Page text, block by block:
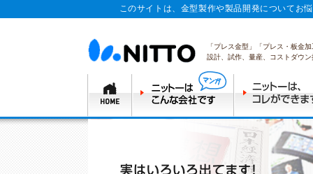
このサイトは、金型製作や製品開発についてお
「プレス金型」「プレス・板金
設計、試作、量産、コストダウ